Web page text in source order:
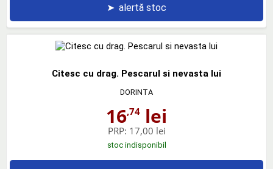
➤ alertă stoc
Citesc cu drag. Pescarul si nevasta lui
DORINTA
16,74 lei
PRP: 17,00 lei
stoc indisponibil